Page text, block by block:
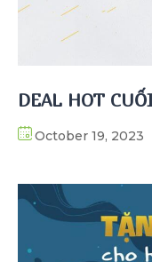
DEAL HOT
October 19, 2023